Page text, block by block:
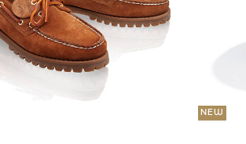
NEW